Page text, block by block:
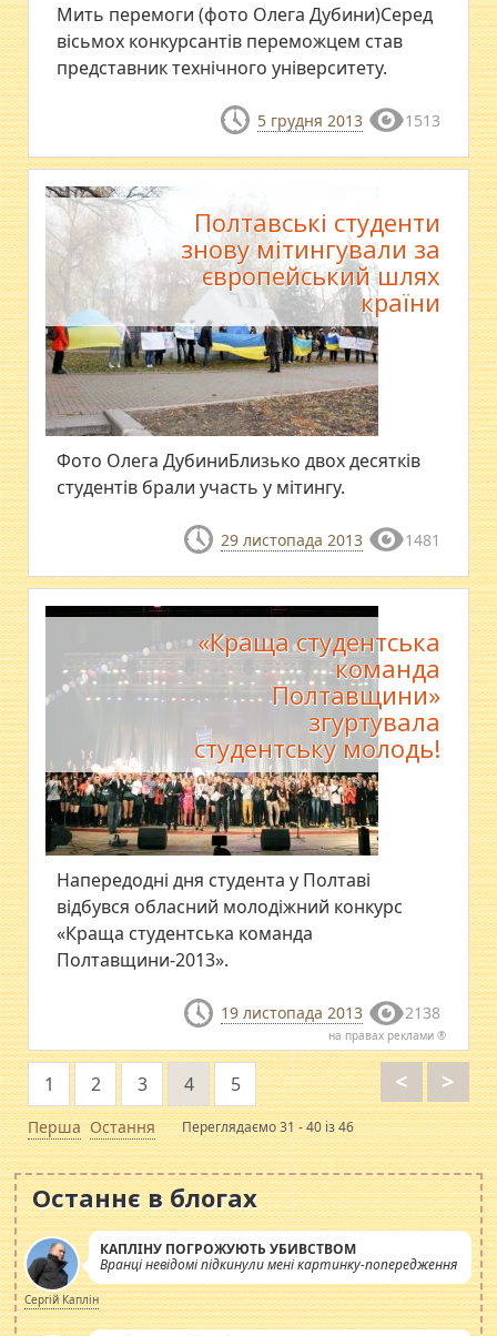
Мить перемоги (фото Олега Дубини)Серед
вісьмох конкурсантів переможцем став
представник технічного університету.
5 грудня 2013 1513
Полтавські студенти
знову мітингували за
європейський шлях
країни
Фото Олега ДубиниБлизько двох десятків
студентів брали участь у мітингу.
29 листопада 2013 1481
«Краща студентська
команда
Полтавщини»
згуртувала
студентську молодь!
Напередодні дня студента у Полтаві
відбувся обласний молодіжний конкурс
«Краща студентська команда
Полтавщини-2013».
19 листопада 2013 2138
на правах реклами ®
Перша
<
1 2 3 4 5 >
Остання Переглядаємо 31 - 40 із 46
Останнє в блогах
КАПЛІНУ ПОГРОЖУЮТЬ УБИВСТВОМ
Вранці невідомі підкинули мені картинку-попередження
Сергій Каплін